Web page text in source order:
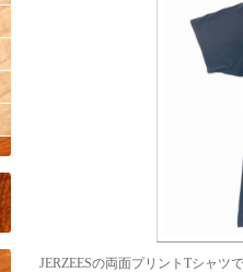
JERZEESの両面プリントTシャツで